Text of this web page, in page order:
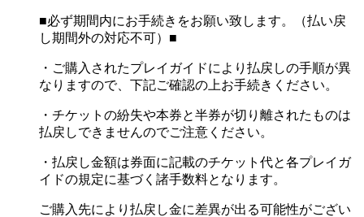
■必ず期間内にお手続きをお願い致します。（払い戻
し期間外の対応不可）■
・ご購入されたプレイガイドにより払戻しの手順が異
なりますので、下記ご確認の上お手続きください。
・チケットの紛失や本券と半券が切り離されたものは
払戻しできませんのでご注意ください。
・払戻し金額は券面に記載のチケット代と各プレイガ
イドの規定に基づく諸手数料となります。
ご購入先により払戻し金に差異が出る可能性がござい